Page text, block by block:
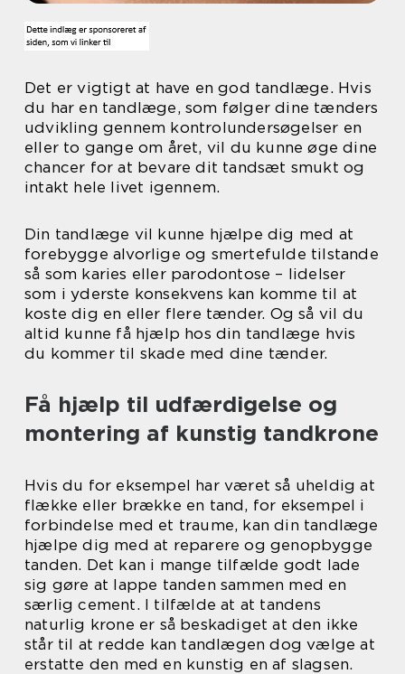
Det er vigtigt at have en god tandlæge. Hvis
du har en tandlæge, som følger dine tænders
udvikling gennem kontrolundersøgelser en
eller to gange om året, vil du kunne øge dine
chancer for at bevare dit tandsæt smukt og
intakt hele livet igennem.
Din tandlæge vil kunne hjælpe dig med at
forebygge alvorlige og smertefulde tilstande
så som karies eller parodontose – lidelser
som i yderste konsekvens kan komme til at
koste dig en eller flere tænder. Og så vil du
altid kunne få hjælp hos din tandlæge hvis
du kommer til skade med dine tænder.
Få hjælp til udfærdigelse og
montering af kunstig tandkrone
Hvis du for eksempel har været så uheldig at
flække eller brække en tand, for eksempel i
forbindelse med et traume, kan din tandlæge
hjælpe dig med at reparere og genopbygge
tanden. Det kan i mange tilfælde godt lade
sig gøre at lappe tanden sammen med en
særlig cement. I tilfælde at at tandens
naturlig krone er så beskadiget at den ikke
står til at redde kan tandlægen dog vælge at
erstatte den med en kunstig en af slagsen.